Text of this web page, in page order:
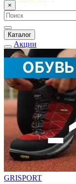
×
Каталог
Акции
GRISPORT